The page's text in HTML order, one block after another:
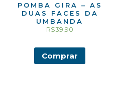
POMBA GIRA – AS
DUAS FACES DA
UMBANDA
R$39,90
Comprar